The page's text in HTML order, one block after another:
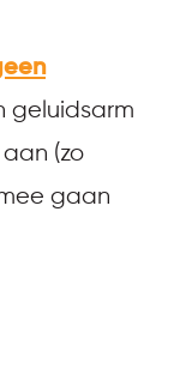
geluidsarm
(zo
gaan